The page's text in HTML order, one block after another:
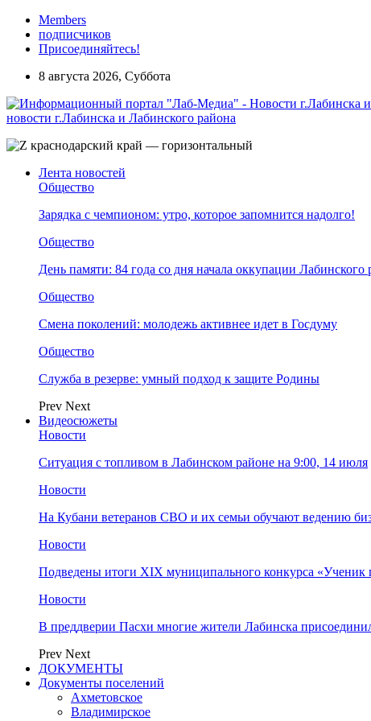
Members
подписчиков
Присоединяйтесь!
8 августа 2026, Суббота
новости г.Лабинска и Лабинского района
Лента новостей
Общество
Зарядка с чемпионом: утро, которое запомнится надолго!
Общество
День памяти: 84 года со дня начала оккупации Лабинского
Общество
Смена поколений: молодежь активнее идет в Госдуму
Общество
Служба в резерве: умный подход к защите Родины
Prev Next
Видеосюжеты
Новости
Ситуация с топливом в Лабинском районе на 9:00, 14 июля
Новости
На Кубани ветеранов СВО и их семьи обучают ведению
Новости
Подведены итоги XIX муниципального конкурса «Ученик
Новости
В преддверии Пасхи многие жители Лабинска
Prev Next
ДОКУМЕНТЫ
Документы поселений
Ахметовское
Владимирское